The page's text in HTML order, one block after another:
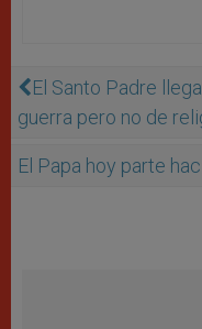
El Santo Padre
guerra pero no de
El Papa hoy parte